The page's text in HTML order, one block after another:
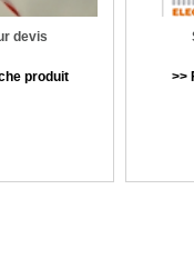
devis
produit >>